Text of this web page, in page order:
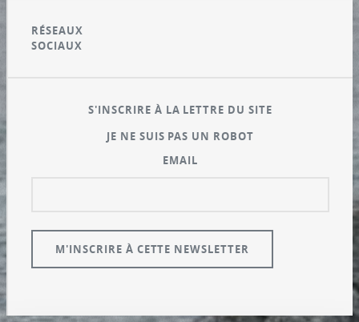
RÉSEAUX
SOCIAUX
S'INSCRIRE À LA LETTRE DU SITE
JE NE SUIS PAS UN ROBOT
EMAIL